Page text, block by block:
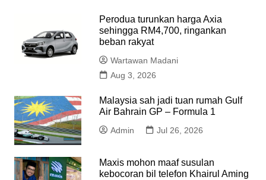
Perodua turunkan harga Axia
sehingga RM4,700, ringankan
beban rakyat
Wartawan Madani
Aug 3, 2026
Malaysia sah jadi tuan rumah Gulf
Air Bahrain GP – Formula 1
Admin Jul 26, 2026
Maxis mohon maaf susulan
kebocoran bil telefon Khairul Aming